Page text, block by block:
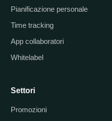
Pianificazione personale
Time tracking
App collaboratori
Whitelabel
Settori
Promozioni